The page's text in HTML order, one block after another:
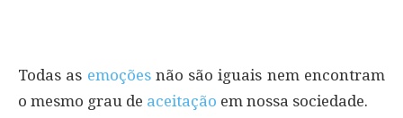
Todas as emoçõesnão são iguais nem encontram
o mesmo grau de aceitação em nossa sociedade.